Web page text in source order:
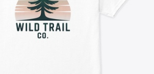
Vendez partout